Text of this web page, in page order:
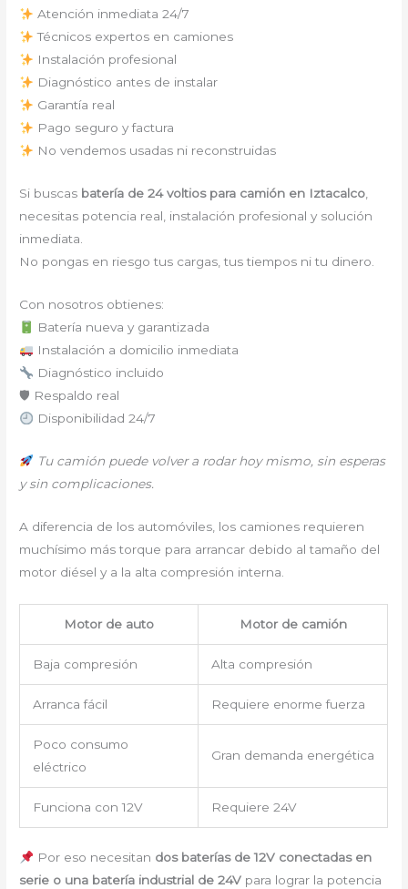
Atención inmediata 24/7
Técnicos expertos en camiones
Instalación profesional
Diagnóstico antes de instalar
Garantía real
Pago seguro y factura
No vendemos usadas ni reconstruidas
Si buscas batería de 24 voltios para camión en Iztacalco,
necesitas potencia real, instalación profesional y solución
inmediata.
No pongas en riesgo tus cargas, tus tiempos ni tu dinero.
Con nosotros obtienes:
Batería nueva y garantizada
Instalación a domicilio inmediata
Diagnóstico incluido
🛡 Respaldo real
Disponibilidad 24/7
Tu camión puede volver a rodar hoy mismo, sin esperas
y sin complicaciones.
A diferencia de los automóviles, los camiones requieren
muchísimo más torque para arrancar debido al tamaño del
motor diésel y a la alta compresión interna.
Motor de auto Motor de camión
Baja compresión Alta compresión
Arranca fácil Requiere enorme fuerza
Poco consumo
eléctrico
Gran demanda energética
Funciona con 12V Requiere 24V
Por eso necesitan dos baterías de 12V conectadas en
serie o una batería industrial de 24V para lograr la potencia